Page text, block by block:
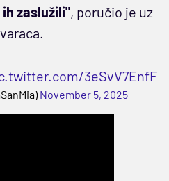
zaslužili", poručio je uz
3eSvV7EnfF
November 5, 2025